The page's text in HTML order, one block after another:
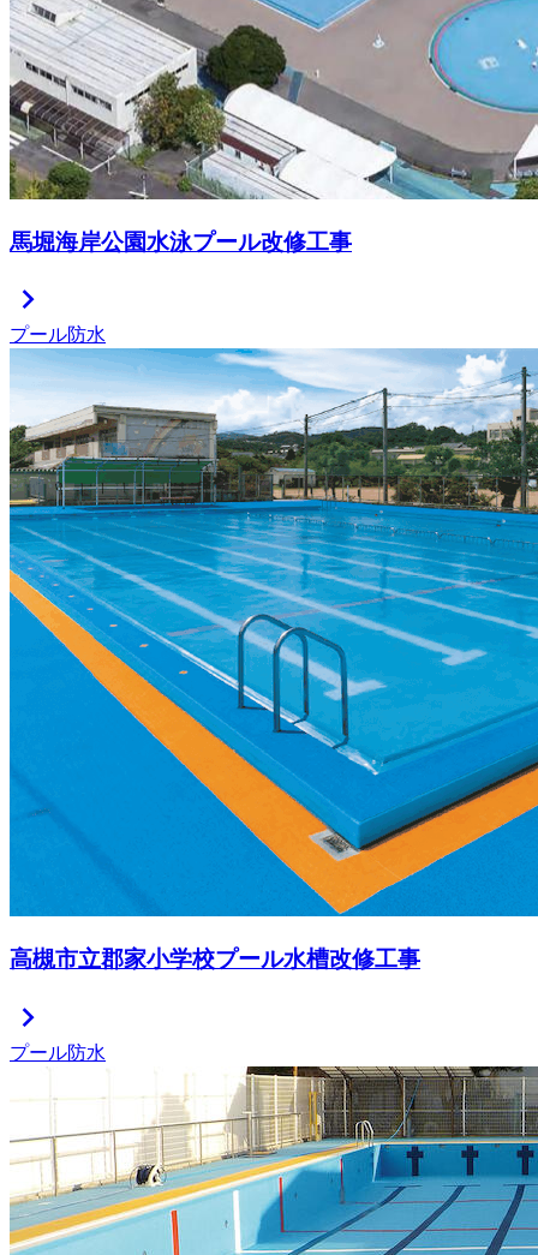
馬堀海岸公園水泳プール改修工事
chevron_right
プール防水
高槻市立郡家小学校プール水槽改修工事
chevron_right
プール防水